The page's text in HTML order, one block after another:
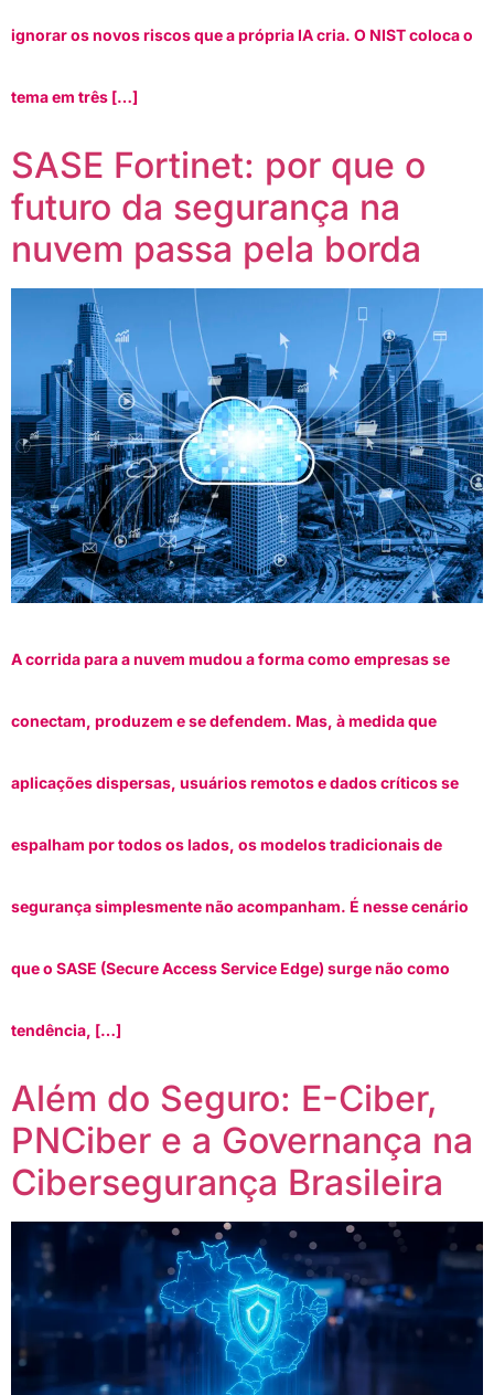
ignorar os novos riscos que a própria IA cria. O NIST coloca o
tema em três […]
SASE Fortinet: por que o
futuro da segurança na
nuvem passa pela borda
A corrida para a nuvem mudou a forma como empresas se
conectam, produzem e se defendem. Mas, à medida que
aplicações dispersas, usuários remotos e dados críticos se
espalham por todos os lados, os modelos tradicionais de
segurança simplesmente não acompanham. É nesse cenário
que o SASE (Secure Access Service Edge) surge não como
tendência, […]
Além do Seguro: E-Ciber,
PNCiber e a Governança na
Cibersegurança Brasileira